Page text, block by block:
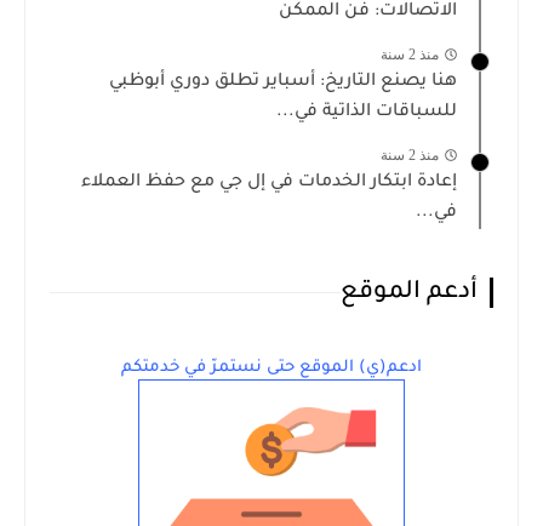
الاتصالات: فن الممكن
منذ 2 سنة
هنا يصنع التاريخ: أسباير تطلق دوري أبوظبي
للسباقات الذاتية في...
منذ 2 سنة
إعادة ابتكار الخدمات في إل جي مع حفظ العملاء
في...
أدعم الموقع
ادعم(ي) الموقع حتى نستمرّ في خدمتكم